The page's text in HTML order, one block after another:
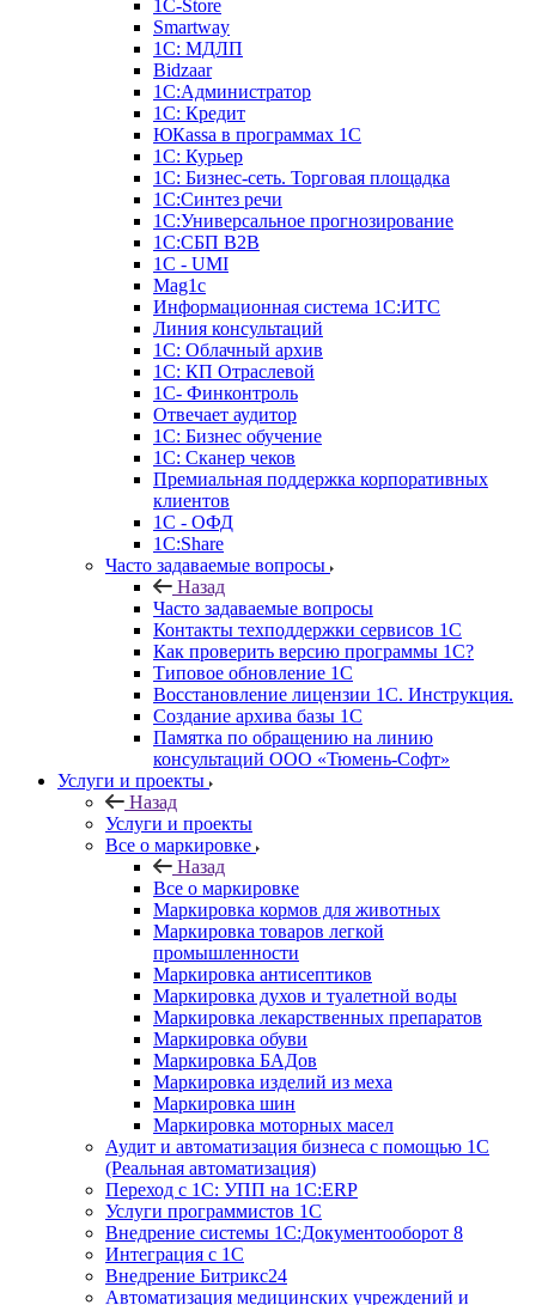
1C-Store
Smartway
1С: МДЛП
Bidzaar
1С:Администратор
1С: Кредит
ЮКаssа в программах 1С
1С: Курьер
1С: Бизнес-сеть. Торговая площадка
1С:Синтез речи
1С:Универсальное прогнозирование
1С:СБП B2B
1C - UMI
Mag1c
Информационная система 1С:ИТС
Линия консультаций
1С: Облачный архив
1С: КП Отраслевой
1С- Финконтроль
Отвечает аудитор
1С: Бизнес обучение
1С: Сканер чеков
Премиальная поддержка корпоративных
клиентов
1С - ОФД
1С:Share
Часто задаваемые вопросы
Назад
Часто задаваемые вопросы
Контакты техподдержки сервисов 1С
Как проверить версию программы 1С?
Типовое обновление 1С
Восстановление лицензии 1С. Инструкция.
Создание архива базы 1С
Памятка по обращению на линию
консультаций ООО «Тюмень-Софт»
Услуги и проекты
Назад
Услуги и проекты
Все о маркировке
Назад
Все о маркировке
Маркировка кормов для животных
Маркировка товаров легкой
промышленности
Маркировка антисептиков
Маркировка духов и туалетной воды
Маркировка лекарственных препаратов
Маркировка обуви
Маркировка БАДов
Маркировка изделий из меха
Маркировка шин
Маркировка моторных масел
Аудит и автоматизация бизнеса с помощью 1С
(Реальная автоматизация)
Переход с 1С: УПП на 1С:ERP
Услуги программистов 1С
Внедрение системы 1С:Документооборот 8
Интеграция с 1С
Внедрение Битрикс24
Автоматизация медицинских учреждений и